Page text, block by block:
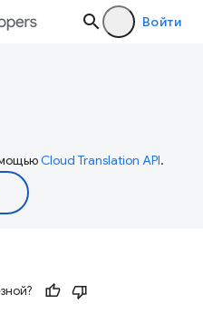
Войти
Cloud Translation API.